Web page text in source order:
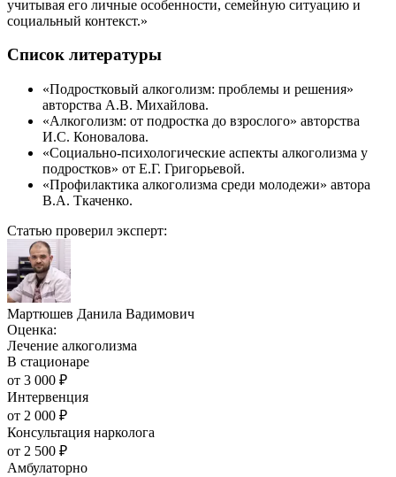
учитывая его личные особенности, семейную ситуацию и
социальный контекст.»
Список литературы
«Подростковый алкоголизм: проблемы и решения»
авторства А.В. Михайлова.
«Алкоголизм: от подростка до взрослого» авторства
И.С. Коновалова.
«Социально-психологические аспекты алкоголизма у
подростков» от Е.Г. Григорьевой.
«Профилактика алкоголизма среди молодежи» автора
В.А. Ткаченко.
Статью проверил эксперт:
Мартюшев Данила Вадимович
Оценка:
Лечение алкоголизма
В стационаре
от 3 000 ₽
Интервенция
от 2 000 ₽
Консультация нарколога
от 2 500 ₽
Амбулаторно